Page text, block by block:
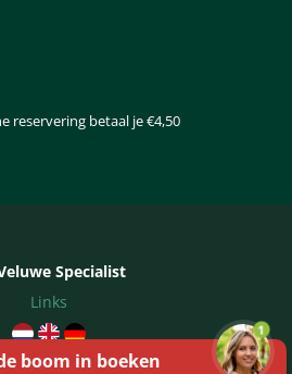
boom in boeken
reservering betaal je €4,50
Specialist
Links
1